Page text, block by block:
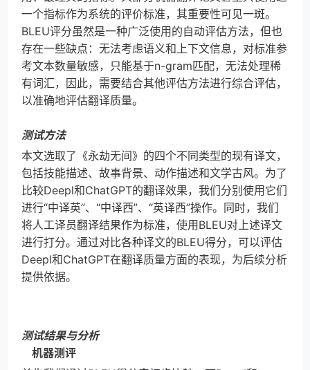
一个指标作为系统的评价标准，其重要性可见一斑。
BLEU评分虽然是一种广泛使用的自动评估方法，但也
存在一些缺点：无法考虑语义和上下文信息，对标准参
考文本数量敏感，只能基于n-gram匹配，无法处理稀
有词汇，因此，需要结合其他评估方法进行综合评估，
以准确地评估翻译质量。
测试方法
本文选取了《永劫无间》的四个不同类型的现有译文，
包括技能描述、故事背景、动作描述和文学古风。为了
比较Deepl和ChatGPT的翻译效果，我们分别使用它们
进行“中译英”、“中译西”、“英译西”操作。同时，我们
将人工译员翻译结果作为标准，使用BLEU对上述译文
进行打分。通过对比各种译文的BLEU得分，可以评估
Deepl和ChatGPT在翻译质量方面的表现，为后续分析
提供依据。
测试结果与分析
机器测评